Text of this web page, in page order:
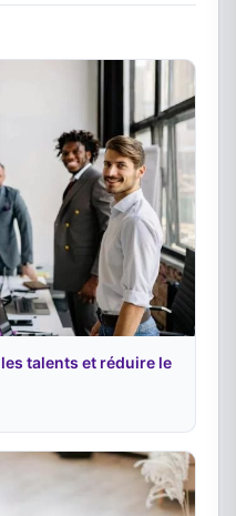
talents et réduire le